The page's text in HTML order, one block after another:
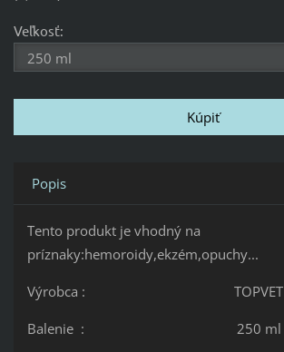
Veľkosť:
Popis
Tento produkt je vhodný na
príznaky:hemoroidy,ekzém,opuchy...
Výrobca : TOPVET
Balenie : 250 ml